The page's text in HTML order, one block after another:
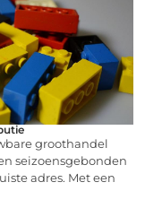
groothandel
seizoensgebonden
adres. Met een